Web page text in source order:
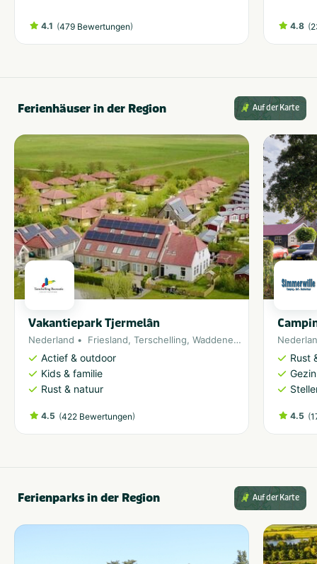
4.1 (479 Bewertungen) 4.8 (
Ferienhäuser in der Region Auf der Karte
Vakantiepark Tjermelân
Nederland Friesland, Terschelling, Waddeneiland
Actief & outdoor
Kids & familie
Rust & natuur
4.5 (422 Bewertungen)
Rust
4.5 (
Ferienparks in der Region Auf der Karte